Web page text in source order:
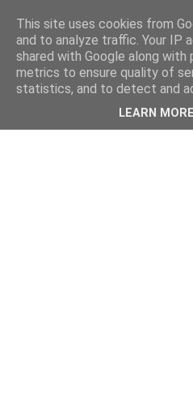
This site uses cookies from
and to analyze traffic. Your IP
shared with Google along
metrics to ensure quality of
statistics, and to detect and
LEARN MORE